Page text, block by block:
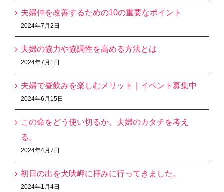
夫婦仲を改善するための10の重要なポイント
2024年7月2日
夫婦の協力や協調性を高める方法とは
2024年7月1日
夫婦で昼飲みを楽しむメリット｜イベント募集中
2024年6月15日
この命をどう使い切るか。夫婦のカタチを考え
る。
2024年4月7日
初日の出を犬吠岬に拝みに行ってきました。
2024年1月4日